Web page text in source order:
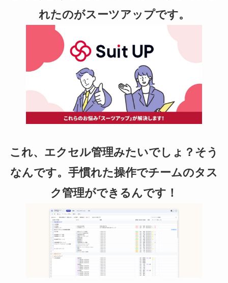
れたのがスーツアップです。
これ、エクセル管理みたいでしょ？そう
なんです。手慣れた操作でチームのタス
ク管理ができるんです！